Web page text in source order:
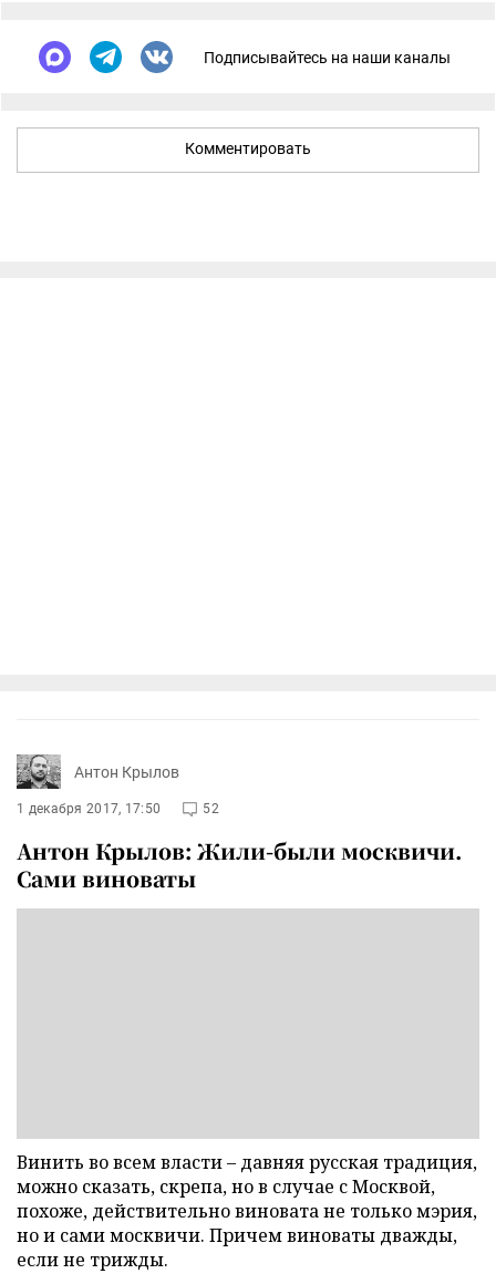
Подписывайтесь на наши каналы
Комментировать
Антон Крылов
1 декабря 2017, 17:50 52
Антон Крылов: Жили-были москвичи.
Сами виноваты
Винить во всем власти – давняя русская традиция,
можно сказать, скрепа, но в случае с Москвой,
похоже, действительно виновата не только мэрия,
но и сами москвичи. Причем виноваты дважды,
если не трижды.